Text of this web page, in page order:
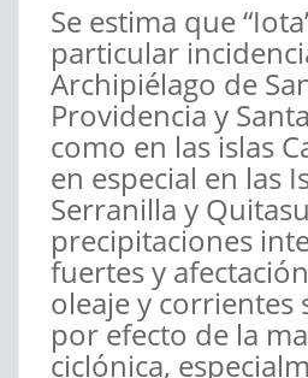
Se estima que
particular
Archipiélago de
Providencia y
como en las islas
en especial en las
Serranilla y
precipitaciones
fuertes y
oleaje y corrientes
por efecto de la
ciclónica,